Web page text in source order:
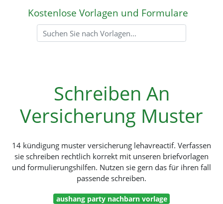
Kostenlose Vorlagen und Formulare
Schreiben An
Versicherung Muster
14 kündigung muster versicherung lehavreactif. Verfassen
sie schreiben rechtlich korrekt mit unseren briefvorlagen
und formulierungshilfen. Nutzen sie gern das für ihren fall
passende schreiben.
aushang party nachbarn vorlage